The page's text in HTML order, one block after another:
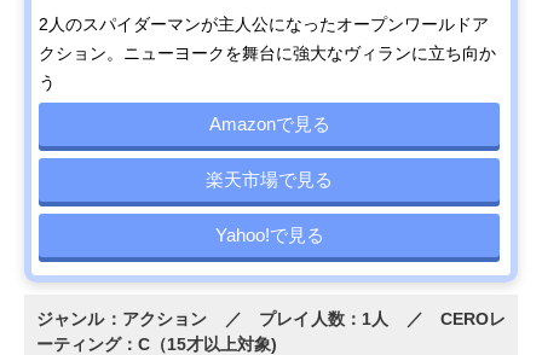
2人のスパイダーマンが主人公になったオープンワールドア
クション。ニューヨークを舞台に強大なヴィランに立ち向か
う
Amazonで見る
楽天市場で見る
Yahoo!で見る
ジャンル：アクション ／ プレイ人数：1人 ／ CEROレ
ーティング：C（15才以上対象)